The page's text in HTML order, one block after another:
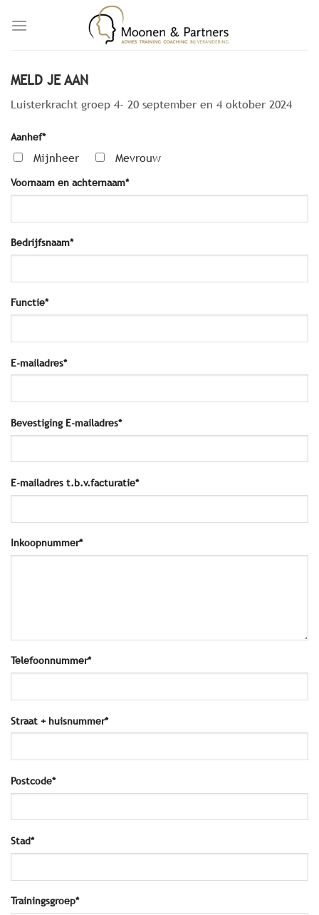
MELD JE AAN
Luisterkracht groep 4- 20 september en 4 oktober 2024
Aanhef*
Mijnheer Mevrouw
Voornaam en achternaam*
Bedrijfsnaam*
Functie*
E-mailadres*
Bevestiging E-mailadres*
E-mailadres t.b.v.facturatie*
Inkoopnummer*
Telefoonnummer*
Straat + huisnummer*
Postcode*
Stad*
Trainingsgroep*